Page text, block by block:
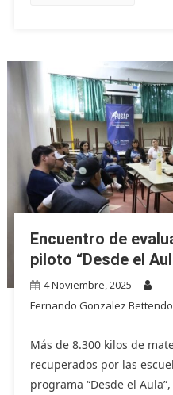
Encuentro de
piloto “Desde el
4 Noviembre, 2025
Fernando Gonzalez
Más de 8.300 kilos de
recuperados por las
programa “Desde el